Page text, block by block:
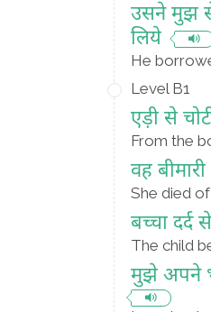
उसने मुझ
लिये
He
Level B1
एड़ी से
From the
वह
She died
बच्चा दर्द
The child
मुझे अपने